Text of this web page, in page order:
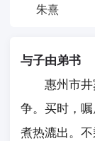
朱熹
与子由弟书
惠州市井
争。买时，
煮热漉出。